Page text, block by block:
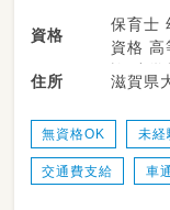
をお願
子ども
外で一
慣れて
す。
資格
保育士 幼稚園教諭第一種 幼稚園教諭第二種 無
資格 高等学校教諭普通免許 中学校教諭普通免
許 小学校教諭普通免許 社会福祉士 普通自動車
運転免
住所 滋賀県
無資格OK 未経
交通費支給 車